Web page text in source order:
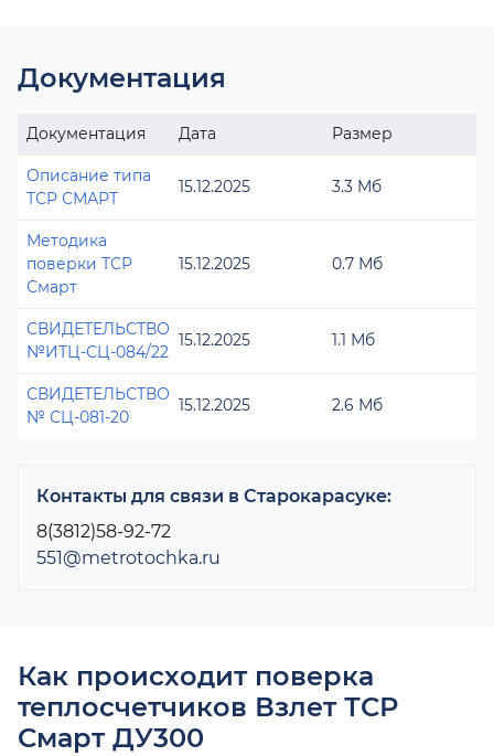
Документация
Документация Дата Размер
Описание типа
ТСР СМАРТ
15.12.2025 3.3 Мб
Методика
поверки ТСР
Смарт
15.12.2025 0.7 Мб
СВИДЕТЕЛЬСТВО
№ИТЦ-СЦ-084/22
15.12.2025 1.1 Мб
СВИДЕТЕЛЬСТВО
№ СЦ-081-20
15.12.2025 2.6 Мб
Контакты для связи в Старокарасуке:
8(3812)58-92-72
551@metrotochka.ru
Как происходит поверка
теплосчетчиков Взлет ТСР
Смарт ДУ300